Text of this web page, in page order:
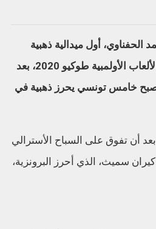
أول ميدالية ذهبية
لبلاده وللدول العربية في الألعاب الأولمبية طوكيو 2020، بعد
400 متر، ليصبح خامس تونسي يحرز ذهبية في
أن تفوق على السباح الأسترالي
سميث، الذي أحرز البرونزية،